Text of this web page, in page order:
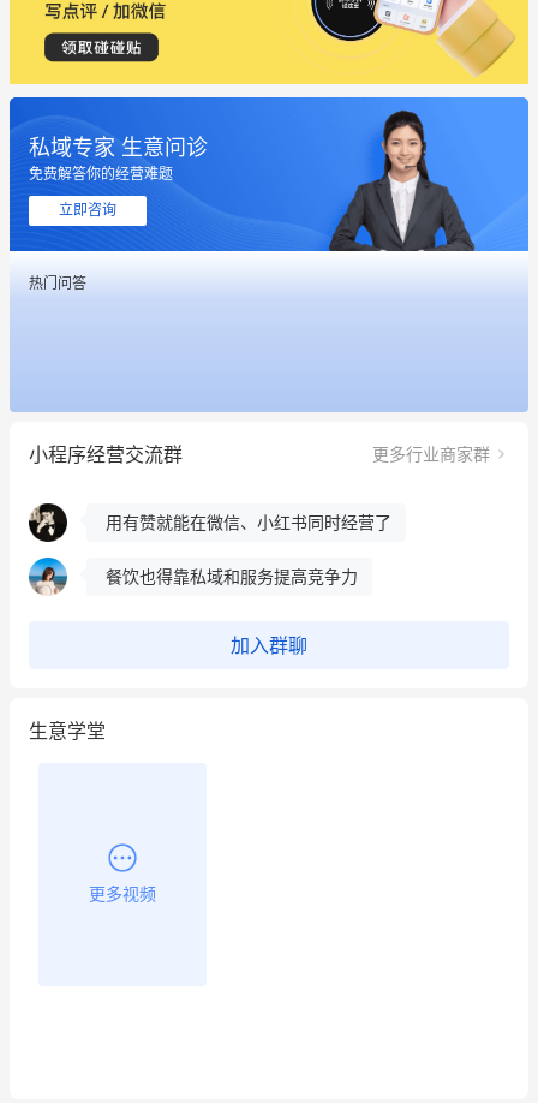
私域专家 生意问诊
免费解答你的经营难题
立即咨询
热门问答
小程序经营交流群 更多行业商家群
这个营销策划案例推荐大家看一下
用有赞就能在微信、小红书同时经营了
冰墩墩货源充足需要的联系我
这个营销策划案例推荐大家看一下
用有赞就能在微信、小红书同时经营了
餐饮也得靠私域和服务提高竞争力
加入群聊
生意学堂
更多视频